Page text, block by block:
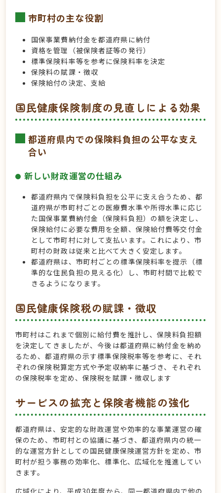
市町村の主な役割
国保事業費納付金を都道府県に納付
資格を管理（被保険者証等の発行）
標準保険料率等を参考に保険料率を決定
保険料の賦課・徴収
保険給付の決定、支給
国民健康保険制度の見直しによる効果
都道府県内での保険料負担の公平な支え
合い
新しい財政運営の仕組み
都道府県内で保険料負担を公平に支え合うため、都
道府県が市町村ごとの医療費水準や所得水準に応じ
た国保事業費納付金（保険料負担）の額を決定し、
保険給付に必要な費用を全額、保険給付費等交付金
として市町村に対して支払います。これにより、市
町村の財政は従来と比べて大きく安定します。
都道府県は、市町村ごとの標準保険料率を提示（標
準的な住民負担の見える化）し、市町村間で比較で
きるようになります。
国民健康保険税の賦課・徴収
市町村はこれまで個別に給付費を推計し、保険料負担額
を決定してきましたが、今後は都道府県に納付金を納め
るため、都道府県の示す標準保険税率等を参考に、それ
ぞれの保険税算定方式や予定収納率に基づき、それぞれ
の保険税率を定め、保険税を賦課・徴収します
サービスの拡充と保険者機能の強化
都道府県は、安定的な財政運営や効率的な事業運営の確
保のため、市町村との協議に基づき、都道府県内の統一
的な運営方針としての国民健康保険運営方針を定め、市
町村が担う事務の効率化、標準化、広域化を推進してい
きます。